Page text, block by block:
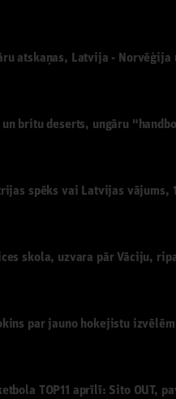
atskaņas, Latvija - Norvēģija
un britu deserts, ungāru
spēks vai Latvijas vājums,
skola, uzvara pār Vāciju,
par jauno hokejistu
TOP11 aprīlī: Sito OUT,